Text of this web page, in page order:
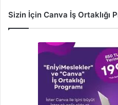
Sizin İçin Canva İş Ortaklığı